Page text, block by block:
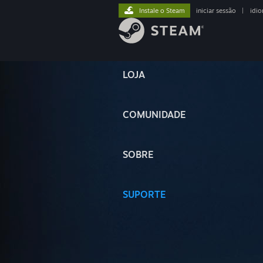
LOJA
COMUNIDADE
SOBRE
SUPORTE
Instale o Steam iniciar sessão